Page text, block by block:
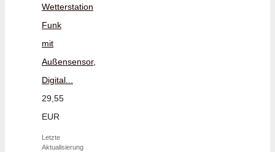
Wetterstation
Funk
mit
Außensensor,
Digital...
29,55
EUR
Letzte
Aktualisierung